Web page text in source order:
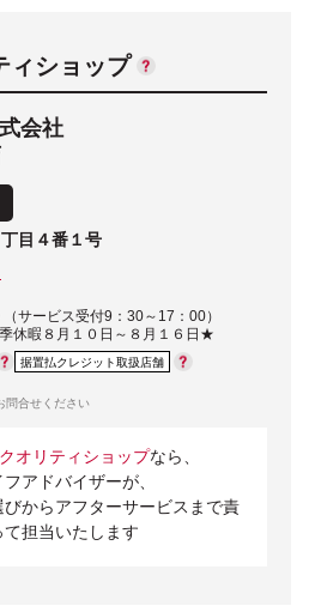
ィショップ
会社
目４番１号
サービス受付9：30～17：00）
休暇８月１０日～８月１６日★
据置払クレジット取扱店舗
問合せください
オリティショップなら、
アドバイザーが、
びからアフターサービスまで責
て担当いたします